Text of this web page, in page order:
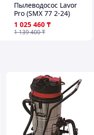
Пылеводосос Lavor
Pro (SMX 77 2-24)
1 025 460 ₸
1 139 400₸